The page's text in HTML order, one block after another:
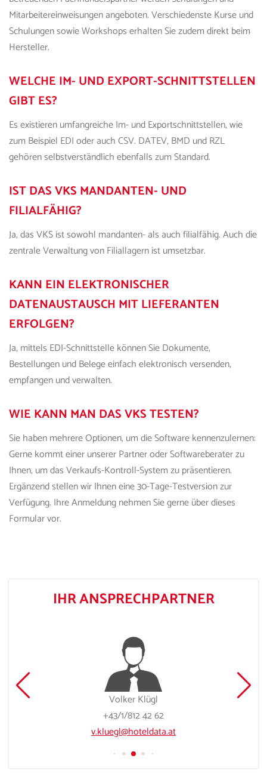
Mitarbeitereinweisungen angeboten. Verschiedenste Kurse und
Schulungen sowie Workshops erhalten Sie zudem direkt beim
Hersteller.
WELCHE IM- UND EXPORT-SCHNITTSTELLEN
GIBT ES?
Es existieren umfangreiche Im- und Exportschnittstellen, wie
zum Beispiel EDI oder auch CSV. DATEV, BMD und RZL
gehören selbstverständlich ebenfalls zum Standard.
IST DAS VKS MANDANTEN- UND
FILIALFÄHIG?
Ja, dasVKSist sowohl mandanten- als auch filialfähig. Auch die
zentrale Verwaltung von Filiallagern ist umsetzbar.
KANN EIN ELEKTRONISCHER
DATENAUSTAUSCH MIT LIEFERANTEN
ERFOLGEN?
Ja, mittels EDI-Schnittstelle können Sie Dokumente,
Bestellungen und Belege einfach elektronisch versenden,
empfangen und verwalten.
WIE KANN MAN DAS VKSTESTEN?
Sie haben mehrere Optionen, um die Software kennenzulernen:
Gerne kommt einer unserer Partner oder Softwareberater zu
Ihnen, umdas Verkaufs-Kontroll-Systemzu präsentieren.
Ergänzend stellen wir Ihnen eine 30-Tage-Testversion zur
Verfügung. Ihre Anmeldung nehmen Sie gerne über dieses
Formular vor.
IHR ANSPRECHPARTNER
Volker Klügl
+43/1/812 42 62
v.kluegl@hoteldata.at